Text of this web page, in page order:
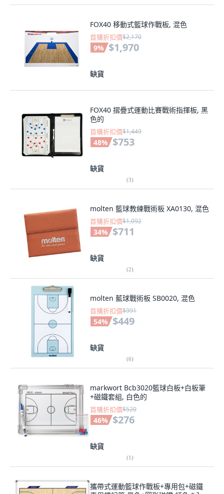
FOX40 移動式籃球作戰板, 混色
首購折扣價$2,170
9% $1,970
缺貨
FOX40 摺疊式運動比賽戰術指揮板, 黑
色的
首購折扣價$1,449
48% $753
缺貨
(3)
molten 籃球教練戰術板 XA0130, 混色
首購折扣價$1,092
34% $711
缺貨
(2)
molten 藍球戰術板 SB0020, 混色
首購折扣價$991
54% $449
缺貨
(6)
markwort Bcb3020籃球白板+白板筆
+磁鐵套組, 白色的
首購折扣價$520
46% $276
缺貨
(1)
攜帶式運動籃球作戰板+專用包+磁鐵